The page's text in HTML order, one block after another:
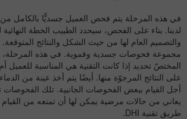
في هذه المرحلة يتم فحص العميل جسديًّا بالكامل
لدينا. بناء على الفحص، سيحدد الطبيب الخطة النهائية
والتصميم العام لها من حيث الشكل والنتائج
مجموعة فحوصات جسدية وفموية. في هذه المرحلة،
المختصّ تحديد إذا كانت التقنية هي المناسبة
على النتائج المرجوّة منها. أيضًا يتم أخذ عينة من
أجل القيام ببعض الفحوصات الجانبية. تلك
يعاني من حالات مرضية يمكن لها أن تمنعه من
طريق تقنية DHI.